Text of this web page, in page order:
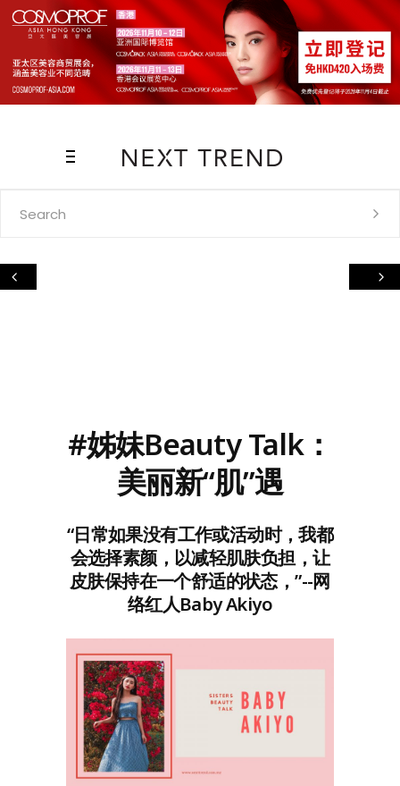
#姊妹Beauty Talk：
美丽新“肌”遇
“日常如果没有工作或活动时，我都
会选择素颜，以减轻肌肤负担，让
皮肤保持在一个舒适的状态，”--网
络红人Baby Akiyo